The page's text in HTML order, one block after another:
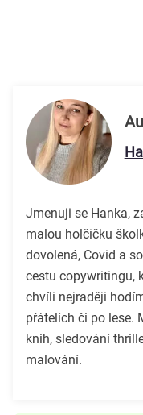
Jmenuji se Hanka,
malou holčičku
dovolená, Covid a
cestu copywritingu,
chvíli nejraději
přátelích či po lese.
knih, sledování
malování.